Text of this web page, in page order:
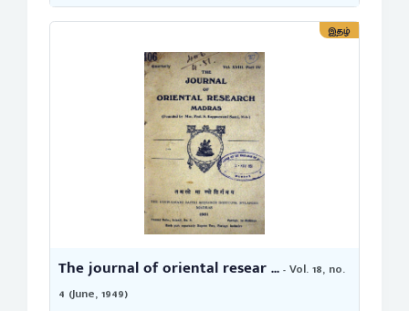
இதழ்
The journal of oriental resear ...- Vol. 18, no.
4 (June, 1949)